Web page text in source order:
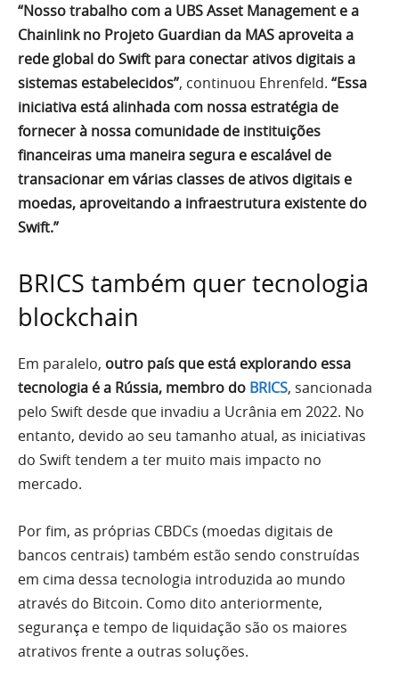
“Nosso trabalho com a UBS Asset Management e a
Chainlink no Projeto Guardian da MAS aproveita a
rede global do Swift para conectar ativos digitais a
sistemas estabelecidos”, continuou Ehrenfeld. “Essa
iniciativa está alinhada com nossa estratégia de
fornecer à nossa comunidade de instituições
financeiras uma maneira segura e escalável de
transacionar em várias classes de ativos digitais e
moedas, aproveitando a infraestrutura existente do
Swift.”
BRICS também quer tecnologia
blockchain
Em paralelo, outro país que está explorando essa
tecnologia é a Rússia, membro do BRICS, sancionada
pelo Swift desde que invadiu a Ucrânia em 2022. No
entanto, devido ao seu tamanho atual, as iniciativas
do Swift tendem a ter muito mais impacto no
mercado.
Por fim, as próprias CBDCs (moedas digitais de
bancos centrais) também estão sendo construídas
em cima dessa tecnologia introduzida ao mundo
através do Bitcoin. Como dito anteriormente,
segurança e tempo de liquidação são os maiores
atrativos frente a outras soluções.